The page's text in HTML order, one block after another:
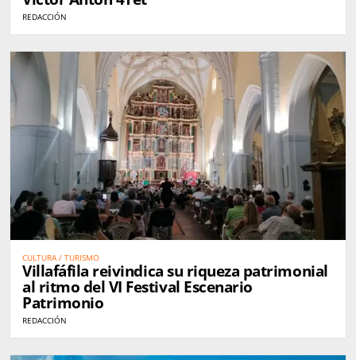
REDACCIÓN
CULTURA / TURISMO
Villafáfila reivindica su riqueza patrimonial
al ritmo del VI Festival Escenario
Patrimonio
REDACCIÓN